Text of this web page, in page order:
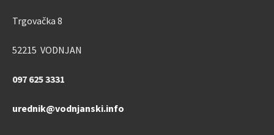
Trgovačka 8
52215 VODNJAN
097 625 3331
urednik@vodnjanski.info